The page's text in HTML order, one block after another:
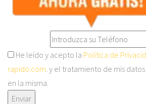
He leído y acepto la Política de
rapido.com . y el tratamiento de mis
en la misma.
Enviar